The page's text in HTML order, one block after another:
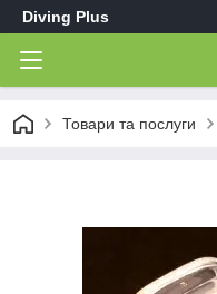
Diving Plus
Товари та послуги